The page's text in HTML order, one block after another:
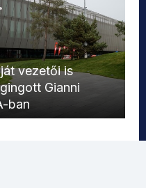
vezetői is
Gianni
ban